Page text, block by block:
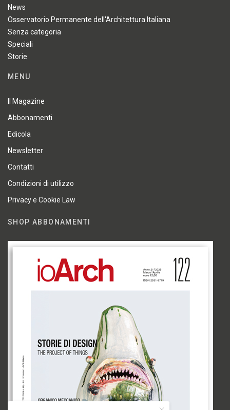
News
Osservatorio Permanente dell'Architettura Italiana
Senza categoria
Speciali
Storie
MENU
Il Magazine
Abbonamenti
Edicola
Newsletter
Contatti
Condizioni di utilizzo
Privacy e Cookie Law
SHOP ABBONAMENTI